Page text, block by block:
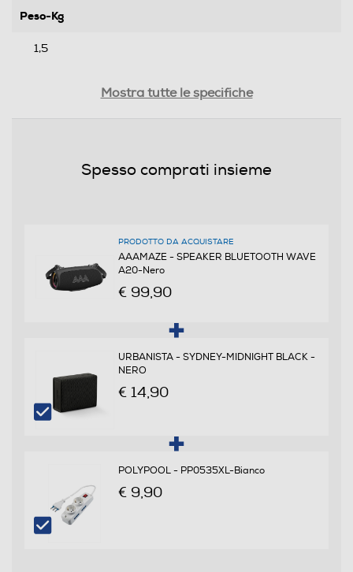
Peso-Kg
1,5
Informazioni sulla sicurezza del prodotto
Mostra tutte le specifiche
Spesso comprati insieme
PRODOTTO DA ACQUISTARE
AAAMAZE - SPEAKER BLUETOOTH WAVE
A20-Nero
€ 99,90
URBANISTA - SYDNEY-MIDNIGHT BLACK -
NERO
€ 14,90
POLYPOOL - PP0535XL-Bianco
€ 9,90